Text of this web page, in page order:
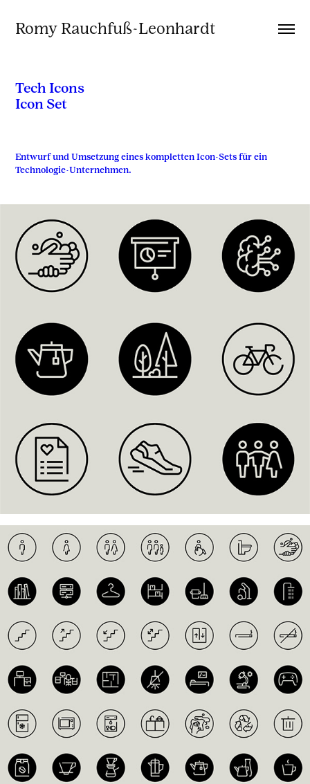
Romy Rauchfuß-Leonhardt
Tech Icons
Entwurf und Umsetzung eines kompletten Icon-Sets für ein
Technologie-Unternehmen.